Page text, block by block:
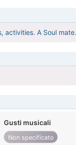
activities. A Soul
Gusti musicali
Non specificato